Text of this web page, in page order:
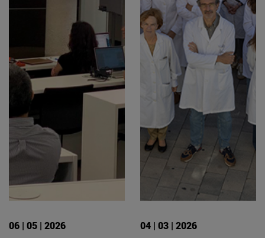
06 | 05 | 2026 04 | 03 | 2026